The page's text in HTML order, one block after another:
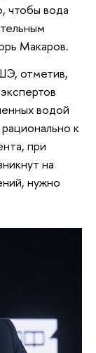
чтобы вода
Макаров.
отметив,
водой
к
при
на
нужно